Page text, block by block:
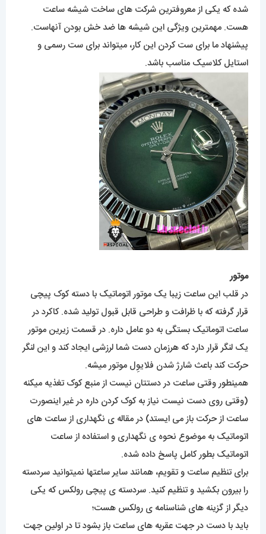
شده که یکی از معروفترین شرکت های ساخت شیشه ساعت
هست. مهمترین ویژگی این شیشه ها ضد خش بودن آنهاست.
پیشنهاد ما برای ست کردن این کار، میتواند برای ست رسمی و
استایل کلاسیک مناسب باشد.
موتور
در قلب این ساعت زیبا یک موتور اتوماتیک با دسته کوک پیچی
قرار گرفته که با ظرافت و طراحی قابل قبول تولید شده. کاکرد در
ساعت اتوماتیک بستگی به دو عامل داره. در قسمت زیرین موتور
یک لنگر قرار دارد که هرزمان دست شما لرزشی ایجاد کند و این لنگر
حرکت کند باعث شارژ شدن فلایوِل موتور میشه.
همینطور وقتی ساعت در دستتان نیست از منبع کوک تغذیه میکنه
(وقتی روی دست نیست نیاز به کوک کردن داره در غیر اینصورت
ساعت از حرکت باز می ایستد) در مقاله ی نگهداری از ساعت های
اتوماتیک به موضوع نحوه ی نگهداری و استفاده از ساعت
اتوماتیک بطور کامل پاسخ داده شده.
برای تنظیم ساعت و تقویم، همانند سایر ساعتها نمیتوانید سردسته
را بیرون بکشید و تنظیم کنید. سردسته ی پیچی رولکس که یکی
دیگر از گزینه های شناسنامه ی رولکس هست؛
باید با دست در جهت عقربه های ساعت باز بشود تا در اولین جهت